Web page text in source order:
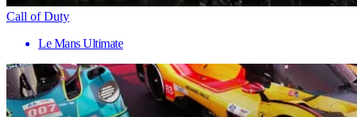
Call of Duty
Le Mans Ultimate